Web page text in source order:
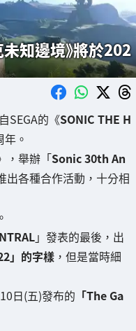
知邊境》將於202
SEGA的《SONIC THE H
。
，舉辦「Sonic 30th An
出各種合作活動，十分相
」發表的最後，出
」的字樣 ，但是當時細
日(五)發布的 「The Ga